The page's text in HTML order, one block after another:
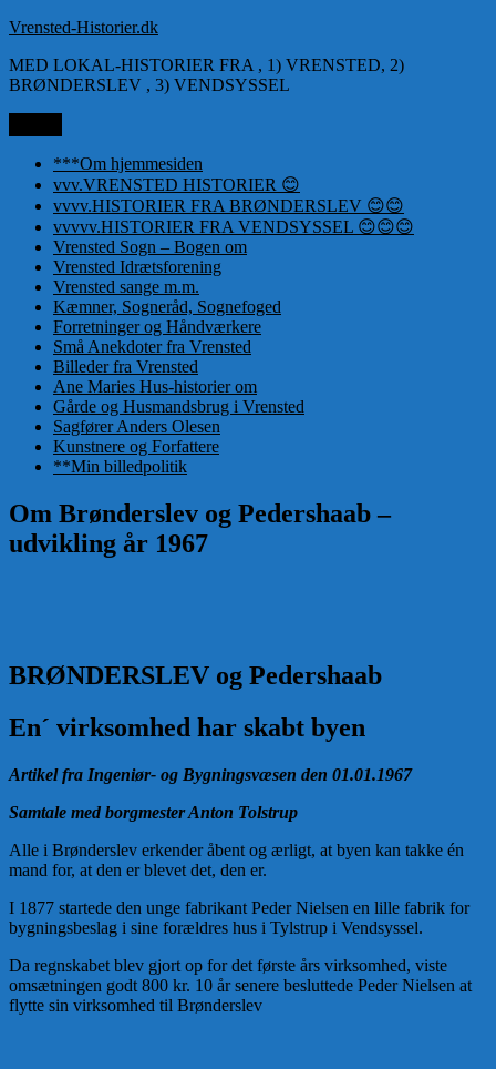
Videre
indhold
Vrensted-Historier.dk
MED LOKAL-HISTORIER FRA , 1) VRENSTED, 2)
BRØNDERSLEV , 3) VENDSYSSEL
***Om hjemmesiden
vvv.VRENSTED HISTORIER 😊
vvvv.HISTORIER FRA BRØNDERSLEV 😊😊
vvvvv.HISTORIER FRA VENDSYSSEL 😊😊😊
Vrensted Sogn – Bogen om
Vrensted Idrætsforening
Vrensted sange m.m.
Kæmner, Sogneråd, Sognefoged
Forretninger og Håndværkere
Små Anekdoter fra Vrensted
Billeder fra Vrensted
Ane Maries Hus-historier om
Gårde og Husmandsbrug i Vrensted
Sagfører Anders Olesen
Kunstnere og Forfattere
**Min billedpolitik
Om Brønderslev og Pedershaab –
udvikling år 1967
BRØNDERSLEV og Pedershaab
En´ virksomhed har skabt byen
Artikel fra Ingeniør- og Bygningsvæsen den 01.01.1967
Samtale med borgmester Anton Tolstrup
Alle i Brønderslev erkender åbent og ærligt, at byen kan takke én
mand for, at den er blevet det, den er.
I 1877 startede den unge fabrikant Peder Nielsen en lille fabrik for
bygningsbeslag i sine forældres hus i Tylstrup i Vendsyssel.
Da regnskabet blev gjort op for det første års virksomhed, viste
omsætningen godt 800 kr. 10 år senere besluttede Peder Nielsen at
flytte sin virksomhed til Brønderslev